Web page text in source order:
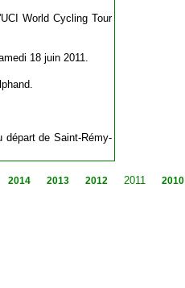
World Cycling Tour
18 juin 2011.
départ de Saint-Rémy-
2014 2013 20122011 2010